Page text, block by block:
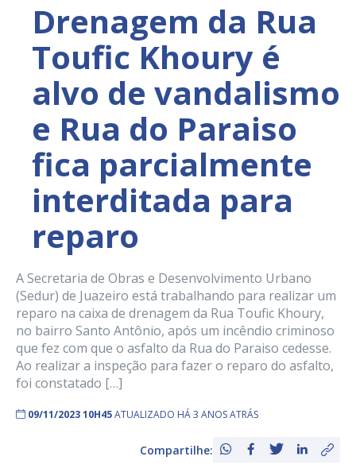
Drenagem da Rua
Toufic Khoury é
alvo de vandalismo
e Rua do Paraiso
fica parcialmente
interditada para
reparo
A Secretaria de Obras e Desenvolvimento Urbano
(Sedur) de Juazeiro está trabalhando para realizar um
reparo na caixa de drenagem da Rua Toufic Khoury,
no bairro Santo Antônio, após um incêndio criminoso
que fez com que o asfalto da Rua do Paraiso cedesse.
Ao realizar a inspeção para fazer o reparo do asfalto,
foi constatado […]
09/11/2023 10H45ATUALIZADO HÁ 3 ANOS ATRÁS
Compartilhe: